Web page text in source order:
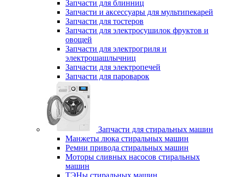
Запчасти для блинниц
Запчасти и аксессуары для мультипекарей
Запчасти для тостеров
Запчасти для электросушилок фруктов и
овощей
Запчасти для электрогриля и
электрошашлычниц
Запчасти для электропечей
Запчасти для пароварок
Запчасти для стиральных машин
Манжеты люка стиральных машин
Ремни привода стиральных машин
Моторы сливных насосов стиральных
машин
ТЭНы стиральных машин